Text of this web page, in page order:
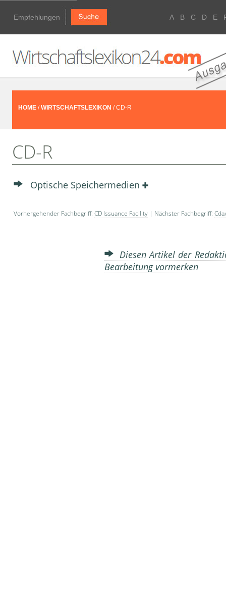
Empfehlungen A B C D E
HOME /WIRTSCHAFTSLEXIKON / CD-R
CD-R
Optische Speichermedien
Vorhergehender Fachbegriff: CD Issuance Facility | Nächster Fachbegriff:
Diesen Artikel der
Bearbeitung vormerken